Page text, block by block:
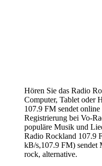
Hören Sie das Radio
Computer, Tablet oder
107.9 FM sendet
Registrierung bei Vo-
populäre Musik und
Radio Rockland 107.9
kB/s,107.9 FM) sendet
rock, alternative.